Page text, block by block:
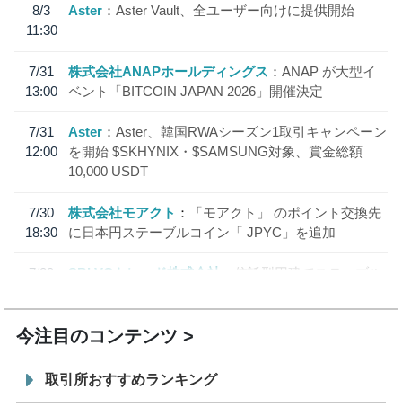
8/3
11:30
Aster Aster Vault、全ユーザー向けに提供開始
7/31
13:00
株式会社ANAPホールディングス
ANAP が大型イ
ベント「BITCOIN JAPAN 2026」開催決定
7/31
12:00
Aster
Aster、韓国RWAシーズン1取引キャンペーン
を開始 $SKHYNIX・$SAMSUNG対象、賞金総額
10,000 USDT
7/30
18:30
株式会社モアクト
「モアクト」 のポイント交換先
に日本円ステーブルコイン「 JPYC」を追加
7/29
SBI VCトレード株式会社
信託型円建てステーブル
今注目のコンテンツ
取引所おすすめランキング